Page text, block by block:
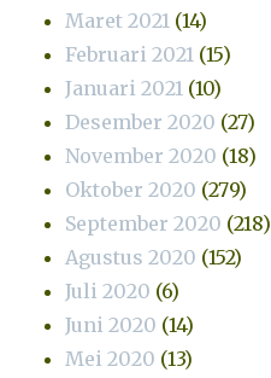
Maret 2021 (14)
Februari 2021 (15)
Januari 2021 (10)
Desember 2020 (27)
November 2020 (18)
Oktober 2020 (279)
September 2020 (218)
Agustus 2020 (152)
Juli 2020 (6)
Juni 2020 (14)
Mei 2020 (13)